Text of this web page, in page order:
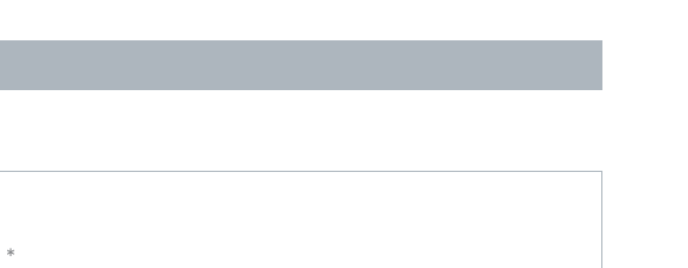
*